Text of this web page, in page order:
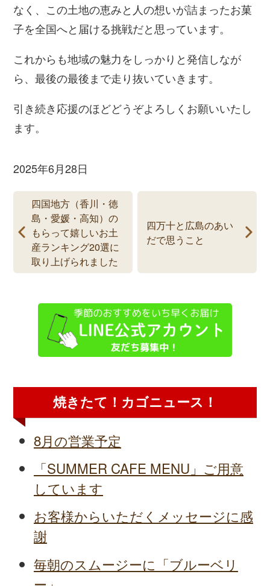
なく、この土地の恵みと人の想いが詰まったお菓
子を全国へと届ける挑戦だと思っています。
これからも地域の魅力をしっかりと発信しなが
ら、最後の最後まで走り抜いていきます。
引き続き応援のほどどうぞよろしくお願いいたし
ます。
2025年6月28日
四国地方（香川・徳
島・愛媛・高知）の
もらって嬉しいお土
産ランキング20選に
取り上げられました
四万十と広島のあい
だで思うこと
焼きたて！カゴニュース！
8月の営業予定
「SUMMER CAFE MENU」ご用意
しています
お客様からいただくメッセージに感
謝
毎朝のスムージーに「ブルーベリ